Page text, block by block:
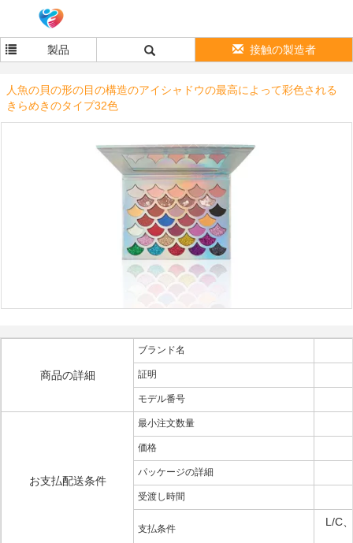
製品 接触の製造者
人魚の貝の形の目の構造のアイシャドウの最高によって彩色される
きらめきのタイプ32色
商品の詳細
ブランド名
証明
モデル番号
お支払配送条件
最小注文数量
価格
パッケージの詳細
受渡し時間
支払条件
L/C